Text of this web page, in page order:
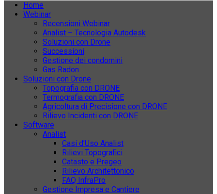
Home
Webinar
Recensioni Webinar
Analist – Tecnologia Autodesk
Soluzioni con Drone
Successioni
Gestione dei condomini
Gas Radon
Soluzioni con Drone
Topografia con DRONE
Termografia con DRONE
Agricoltura di Precisione con DRONE
Rilievo Incidenti con DRONE
Software
Analist
Casi d’Uso Analist
Rilievi Topografici
Catasto e Pregeo
Rilievo Architettonico
FAQ InfraPro
Gestione Impresa e Cantiere